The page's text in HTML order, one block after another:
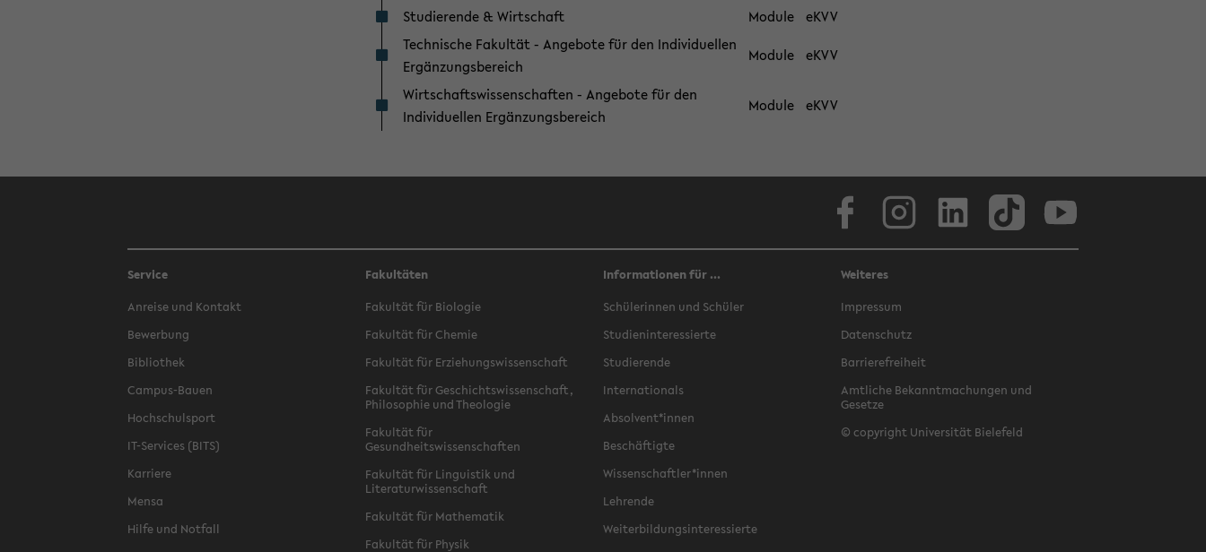
Studierende & Wirtschaft
Module eKVV
Technische Fakultät - Angebote für den Individuellen
Ergänzungsbereich
Module eKVV
Wirtschaftswissenschaften - Angebote für den
Individuellen Ergänzungsbereich
Module eKVV
Service
Anreise und Kontakt
Bewerbung
Bibliothek
Campus-Bauen
Hochschulsport
IT-Services (BITS)
Karriere
Mensa
Hilfe und Notfall
Fakultäten
Fakultät für Biologie
Fakultät für Chemie
Fakultät für Erziehungswissenschaft
Fakultät für Geschichtswissenschaft,
Philosophie und Theologie
Fakultät für
Gesundheitswissenschaften
Fakultät für Linguistik und
Literaturwissenschaft
Fakultät für Mathematik
Fakultät für Physik
Informationen für ...
Schülerinnen und Schüler
Studieninteressierte
Studierende
Internationals
Absolvent*innen
Beschäftigte
Wissenschaftler*innen
Lehrende
Weiterbildungsinteressierte
Weiteres
Impressum
Datenschutz
Barrierefreiheit
Amtliche Bekanntmachungen und
Gesetze
© copyright Universität Bielefeld